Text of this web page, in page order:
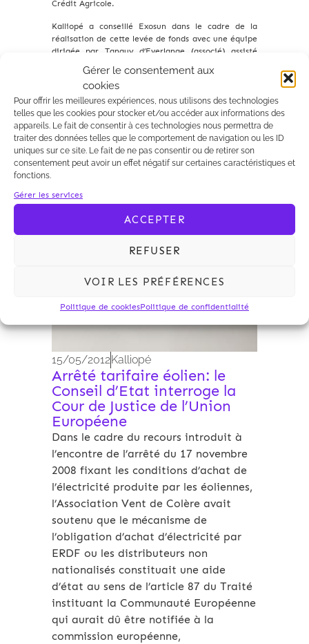
Gérer le consentement aux
cookies
Pour offrir les meilleures expériences, nous utilisons des technologies
telles que les cookies pour stocker et/ou accéder aux informations des
appareils. Le fait de consentir à ces technologies nous permettra de
traiter des données telles que le comportement de navigation ou les ID
uniques sur ce site. Le fait de ne pas consentir ou de retirer son
consentement peut avoir un effet négatif sur certaines caractéristiques et
fonctions.
Gérer les services
ACCEPTER
REFUSER
VOIR LES PRÉFÉRENCES
Politique de cookiesPolitique de confidentialité
Crédit Agricole.
Kalliopé a conseillé Exosun dans le cadre de la
réalisation de cette levée de fonds avec une équipe
dirigée par Tanguy d’Everlange (associé) assisté
Archives 2010-2021
15/05/2012Kalliopé
Arrêté tarifaire éolien: le
Conseil d’Etat interroge la
Cour de Justice de l’Union
Européene
Dans le cadre du recours introduit à
l’encontre de l’arrêté du 17 novembre
2008 fixant les conditions d’achat de
l’électricité produite par les éoliennes,
l’Association Vent de Colère avait
soutenu que le mécanisme de
l’obligation d’achat d’électricité par
ERDF ou les distributeurs non
nationalisés constituait une aide
d’état au sens de l’article 87 du Traité
instituant la Communauté Européenne
qui aurait dû être notifiée à la
commission européenne,